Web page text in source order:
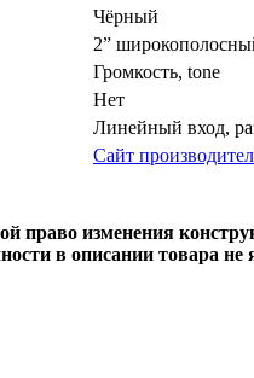
Чёрный
2”
Громкость, tone
Нет
Линейный вход,
Сайт
право изменения
в описании товара